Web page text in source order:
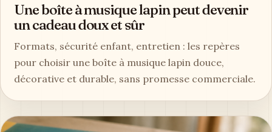
Une boîte à musique lapin peut devenir
un cadeau doux et sûr
Formats, sécurité enfant, entretien : les repères
pour choisir une boîte à musique lapin douce,
décorative et durable, sans promesse commerciale.